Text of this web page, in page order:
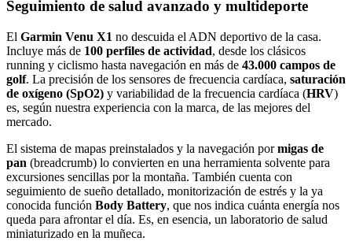
Seguimiento de salud avanzado y multideporte
El Garmin Venu X1 no descuida el ADN deportivo de la casa.
Incluye más de 100 perfiles de actividad, desde los clásicos
running y ciclismo hasta navegación en más de 43.000 campos de
golf. La precisión de los sensores de frecuencia cardíaca, saturación
de oxígeno (SpO2) y variabilidad de la frecuencia cardíaca (HRV)
es, según nuestra experiencia con la marca, de las mejores del
mercado.
El sistema de mapas preinstalados y la navegación pormigas de
pan (breadcrumb) lo convierten en una herramienta solvente para
excursiones sencillas por la montaña. También cuenta con
seguimiento de sueño detallado, monitorización de estrés y la ya
conocida función Body Battery, que nos indica cuánta energía nos
queda para afrontar el día. Es, en esencia, un laboratorio de salud
miniaturizado en la muñeca.